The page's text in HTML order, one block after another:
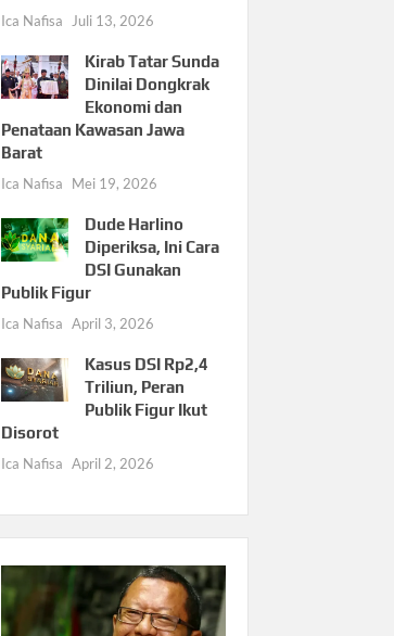
Ica Nafisa Juli 13, 2026
Kirab Tatar Sunda
Dinilai Dongkrak
Ekonomi dan
Penataan Kawasan Jawa
Barat
Ica Nafisa Mei 19, 2026
Dude Harlino
Diperiksa, Ini Cara
DSI Gunakan
Publik Figur
Ica Nafisa April 3, 2026
Kasus DSI Rp2,4
Triliun, Peran
Publik Figur Ikut
Disorot
Ica Nafisa April 2, 2026